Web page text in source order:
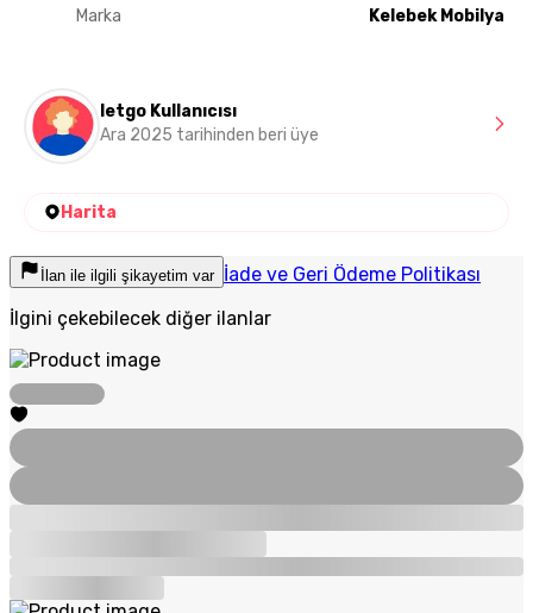
Marka Kelebek Mobilya
letgo Kullanıcısı
Ara 2025 tarihinden beri üye
Harita
İlan ile ilgili şikayetim var İade ve Geri Ödeme Politikası
İlgini çekebilecek diğer ilanlar